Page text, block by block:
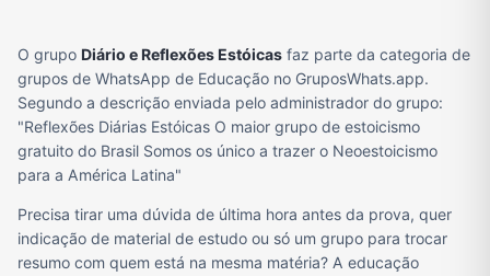
O grupo Diário e Reflexões Estóicas faz parte da categoria de
grupos de WhatsApp de Educação no GruposWhats.app.
Segundo a descrição enviada pelo administrador do grupo:
"Reflexões Diárias Estóicas O maior grupo de estoicismo
gratuito do Brasil Somos os único a trazer o Neoestoicismo
para a América Latina"
Precisa tirar uma dúvida de última hora antes da prova, quer
indicação de material de estudo ou só um grupo para trocar
resumo com quem está na mesma matéria? A educação